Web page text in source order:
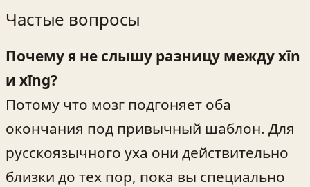
Частые вопросы
Почему я не слышу разницу между xīn
и xīng?
Потому что мозг подгоняет оба
окончания под привычный шаблон. Для
русскоязычного уха они действительно
близки до тех пор, пока вы специально